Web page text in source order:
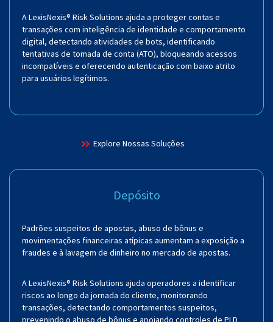
A LexisNexis® Risk Solutions ajuda a proteger contas e
transações com inteligência de identidade e comportamento
digital, detectando atividades de bots, identificando
tentativas de tomada de conta (ATO), bloqueando acessos
incompatíveis e oferecendo autenticação com baixo atrito
para usuários legítimos.
Explore Nossas Soluções
Depósito
Padrões suspeitos de apostas, abuso de bônus e
movimentações financeiras atípicas aumentam a exposição a
fraudes e à lavagem de dinheiro no mercado de apostas.
A LexisNexis® Risk Solutions ajuda operadores a identificar
riscos ao longo da jornada do cliente, monitorando
transações, detectando comportamentos suspeitos,
prevenindo o abuso de bônus e apoiando controles de PLD